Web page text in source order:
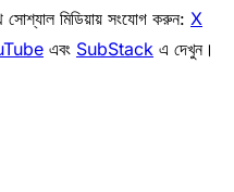
সোশ্যাল মিডিয়ায় সংযোগ করুন: X
এবং SubStack এ দেখুন।